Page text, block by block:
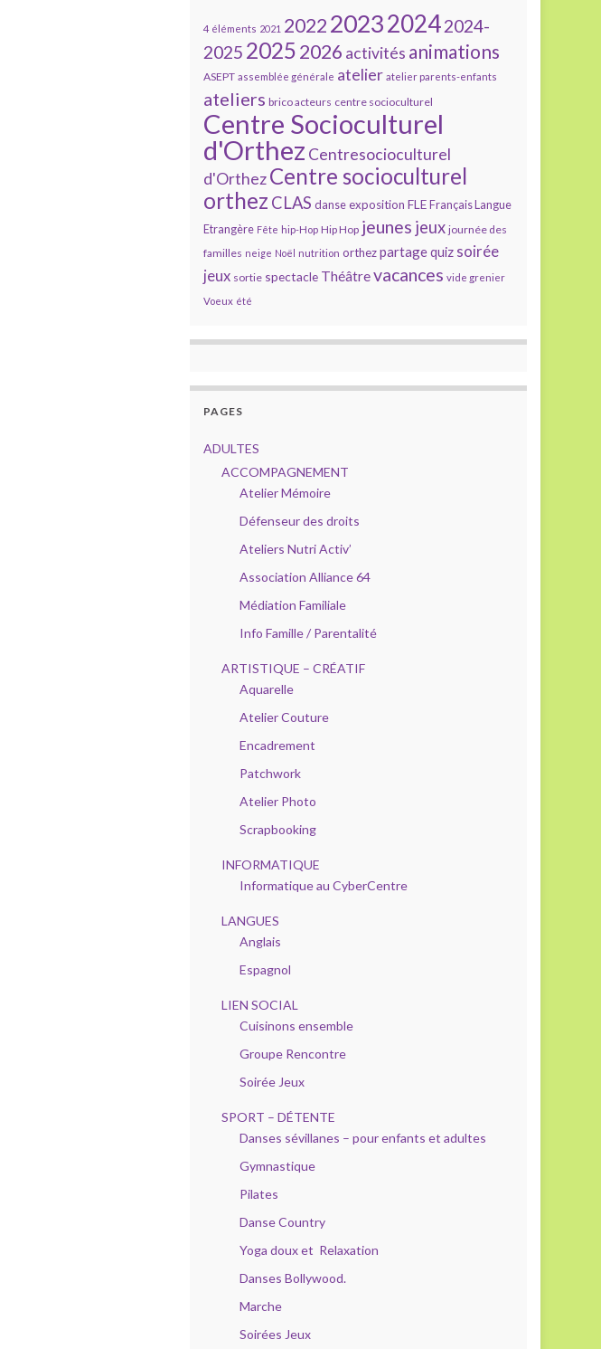
4 éléments 2021 2022202320242024-
2025 20252026 activités animations
ASEPT assemblée générale atelier atelier parents-enfants
ateliers brico acteurs centre socioculturel
Centre Socioculturel
d'Orthez Centresocioculturel
d'Orthez Centre socioculturel
orthez CLAS danse exposition FLE Français Langue
Etrangère Fête hip-Hop Hip Hop jeunes jeux journée des
familles neige Noël nutrition orthez partagequiz soirée
jeux sortie spectacle Théâtrevacances vide grenier
Voeux été
PAGES
ADULTES
ACCOMPAGNEMENT
Atelier Mémoire
Défenseur des droits
Ateliers Nutri Activ’
Association Alliance 64
Médiation Familiale
Info Famille / Parentalité
ARTISTIQUE – CRÉATIF
Aquarelle
Atelier Couture
Encadrement
Patchwork
Atelier Photo
Scrapbooking
INFORMATIQUE
Informatique au CyberCentre
LANGUES
Anglais
Espagnol
LIEN SOCIAL
Cuisinons ensemble
Groupe Rencontre
Soirée Jeux
SPORT – DÉTENTE
Danses sévillanes – pour enfants et adultes
Gymnastique
Pilates
Danse Country
Yoga doux et Relaxation
Danses Bollywood.
Marche
Soirées Jeux